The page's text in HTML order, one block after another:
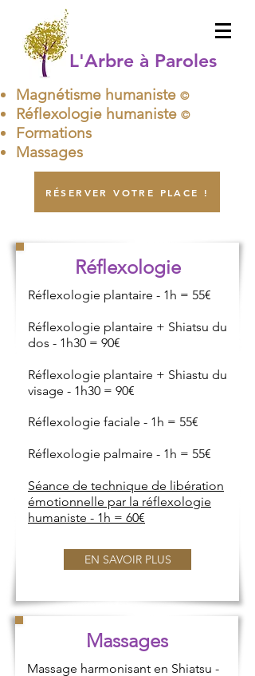
L'Arbre à Paroles
Magnétisme humaniste ©
Réflexologie humaniste ©
Formations
Massages
RÉSERVER VOTRE PLACE !
Réflexologie
Réflexologie plantaire - 1h = 55€
Réflexologie plantaire + Shiatsu du
dos - 1h30 = 90€
Réflexologie plantaire + Shiastu du
visage - 1h30 = 90€
Réflexologie faciale - 1h = 55€
Réflexologie palmaire - 1h = 55€
Séance de technique de libération
émotionnelle par la réflexologie
humaniste - 1h = 60€
EN SAVOIR PLUS
Massages
Massage harmonisant en Shiatsu -